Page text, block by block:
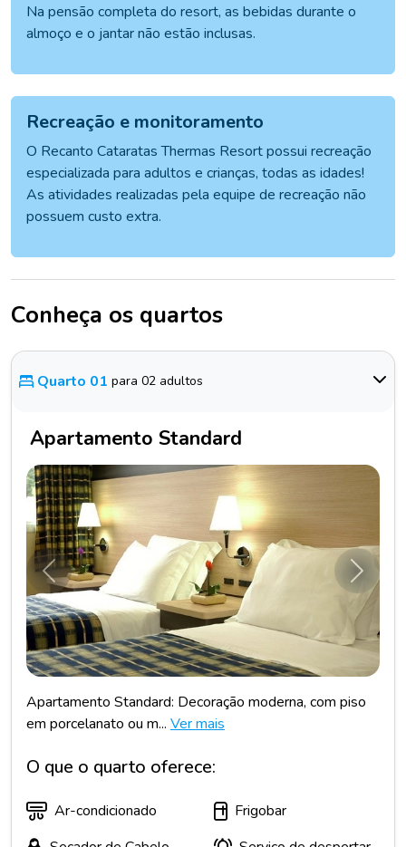
Na pensão completa do resort, as bebidas durante o
almoço e o jantar não estão inclusas.
Recreação e monitoramento
O Recanto Cataratas Thermas Resort possui recreação
especializada para adultos e crianças, todas as idades!
As atividades realizadas pela equipe de recreação não
possuem custo extra.
Conheça os quartos
Quarto 01 para 02 adultos
Apartamento Standard
Anterior
Apartamento Standard: Decoração moderna, com piso
em porcelanato ou m... Ver mais
O que o quarto oferece:
Ar-condicionado
Frigobar